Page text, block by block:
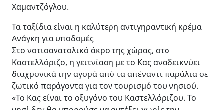
Χαμαντζόγλου.
Τα ταξίδια είναι η καλύτερη αντιγηραντική κρέμα
Ανάγκη για υποδομές
Στο νοτιοανατολικό άκρο της χώρας, στο
Καστελλόριζο, η γειτνίαση με το Κας αναδεικνύει
διαχρονικά την αγορά από τα απέναντι παράλια σε
ζωτικό παράγοντα για τον τουρισμό του νησιού.
«Το Κας είναι το οξυγόνο του Καστελλόριζου. Το